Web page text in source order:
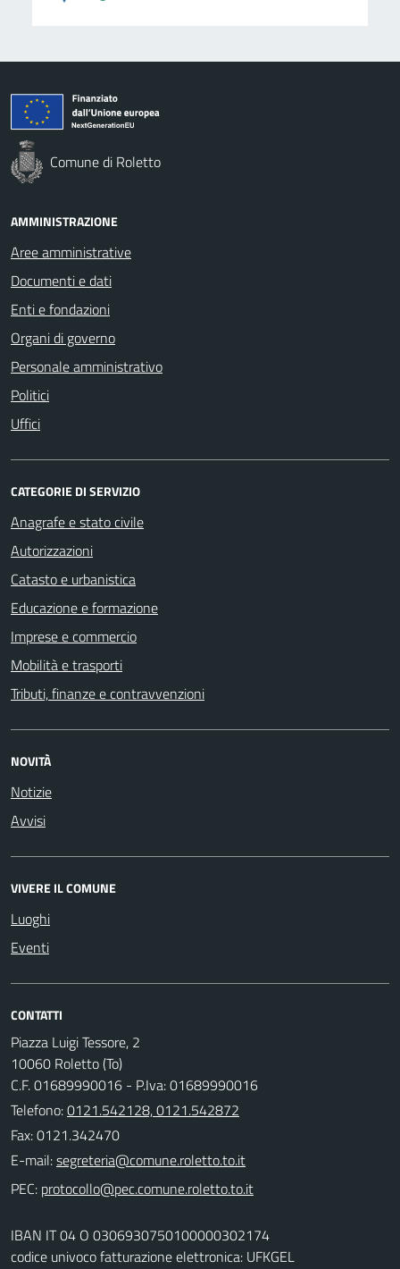
Comune di Roletto
AMMINISTRAZIONE
Aree amministrative
Documenti e dati
Enti e fondazioni
Organi di governo
Personale amministrativo
Politici
Uffici
CATEGORIE DI SERVIZIO
Anagrafe e stato civile
Autorizzazioni
Catasto e urbanistica
Educazione e formazione
Imprese e commercio
Mobilità e trasporti
Tributi, finanze e contravvenzioni
NOVITÀ
Notizie
Avvisi
VIVERE IL COMUNE
Luoghi
Eventi
CONTATTI
Piazza Luigi Tessore, 2
10060 Roletto (To)
C.F. 01689990016 - P.Iva: 01689990016
Telefono:0121.542128, 0121.542872
Fax: 0121.342470
E-mail:
PEC:
IBAN IT 04 O 0306930750100000302174
codice univoco fatturazione elettronica: UFKGEL